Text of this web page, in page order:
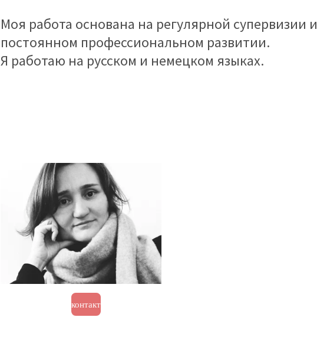
Моя работа основана на регулярной супервизии и
постоянном профессиональном развитии.
Я работаю на русском и немецком языках.
контакт